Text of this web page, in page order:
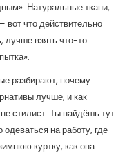
Натуральные ткани,
вот что действительно
лучше взять что-то
разбирают, почему
лучше, и как
стилист. Ты найдёшь тут
одеваться на работу, где
куртку, как она